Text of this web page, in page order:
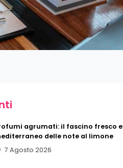
agrumati: il fascino fresco e
delle note al limone
7 Agosto 2026